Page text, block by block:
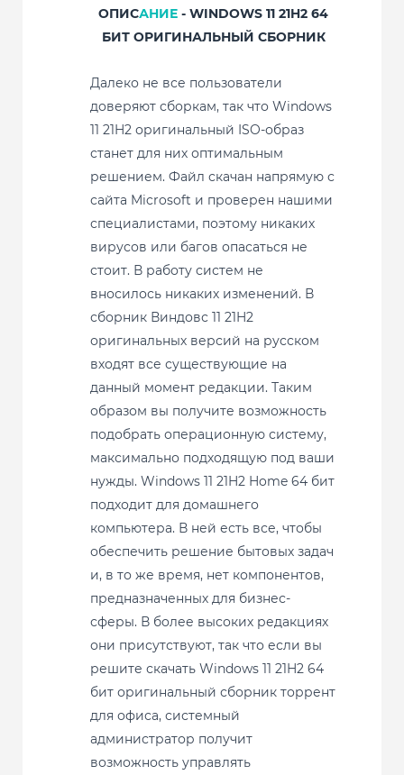
ОПИСАНИЕ - WINDOWS 11 21H2 64
БИТ ОРИГИНАЛЬНЫЙ СБОРНИК
Далеко не все пользователи
доверяют сборкам, так что Windows
11 21H2 оригинальный ISO-образ
станет для них оптимальным
решением. Файл скачан напрямую с
сайта Microsoft и проверен нашими
специалистами, поэтому никаких
вирусов или багов опасаться не
стоит. В работу систем не
вносилось никаких изменений. В
сборник Виндовс 11 21H2
оригинальных версий на русском
входят все существующие на
данный момент редакции. Таким
образом вы получите возможность
подобрать операционную систему,
максимально подходящую под ваши
нужды. Windows 11 21H2 Home 64 бит
подходит для домашнего
компьютера. В ней есть все, чтобы
обеспечить решение бытовых задач
и, в то же время, нет компонентов,
предназначенных для бизнес-
сферы. В более высоких редакциях
они присутствуют, так что если вы
решите скачать Windows 11 21H2 64
бит оригинальный сборник торрент
для офиса, системный
администратор получит
возможность управлять